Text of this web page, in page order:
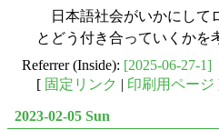
日本語社会がいかにして
とどう付き合っていくかを
Referrer (Inside): [2025-06-27-1]
[ 固定リンク | 印刷用ページ
2023-02-05 Sun